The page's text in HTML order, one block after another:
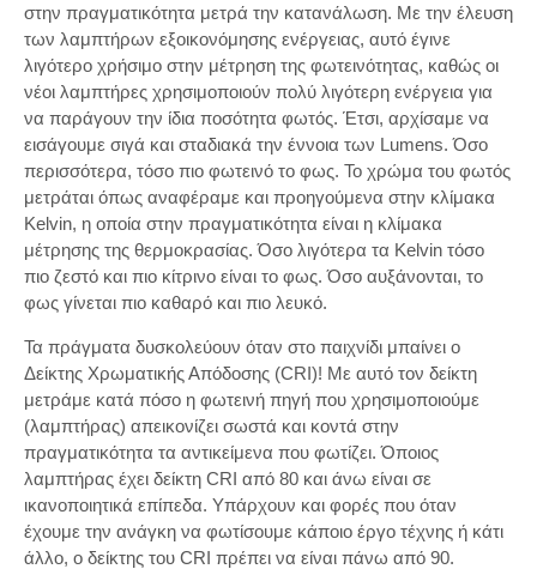
στην πραγματικότητα μετρά την κατανάλωση. Με την έλευση
των λαμπτήρων εξοικονόμησης ενέργειας, αυτό έγινε
λιγότερο χρήσιμο στην μέτρηση της φωτεινότητας, καθώς οι
νέοι λαμπτήρες χρησιμοποιούν πολύ λιγότερη ενέργεια για
να παράγουν την ίδια ποσότητα φωτός. Έτσι, αρχίσαμε να
εισάγουμε σιγά και σταδιακά την έννοια των Lumens. Όσο
περισσότερα, τόσο πιο φωτεινό το φως. Το χρώμα του φωτός
μετράται όπως αναφέραμε και προηγούμενα στην κλίμακα
Kelvin, η οποία στην πραγματικότητα είναι η κλίμακα
μέτρησης της θερμοκρασίας. Όσο λιγότερα τα Kelvin τόσο
πιο ζεστό και πιο κίτρινο είναι το φως. Όσο αυξάνονται, το
φως γίνεται πιο καθαρό και πιο λευκό.
Τα πράγματα δυσκολεύουν όταν στο παιχνίδι μπαίνει ο
Δείκτης Χρωματικής Απόδοσης (CRI)! Με αυτό τον δείκτη
μετράμε κατά πόσο η φωτεινή πηγή που χρησιμοποιούμε
(λαμπτήρας) απεικονίζει σωστά και κοντά στην
πραγματικότητα τα αντικείμενα που φωτίζει. Όποιος
λαμπτήρας έχει δείκτη CRI από 80 και άνω είναι σε
ικανοποιητικά επίπεδα. Υπάρχουν και φορές που όταν
έχουμε την ανάγκη να φωτίσουμε κάποιο έργο τέχνης ή κάτι
άλλο, o δείκτης του CRI πρέπει να είναι πάνω από 90.